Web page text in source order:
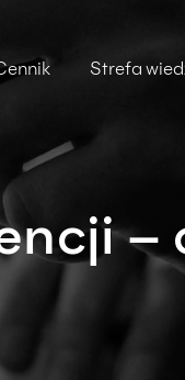
Strefa
–